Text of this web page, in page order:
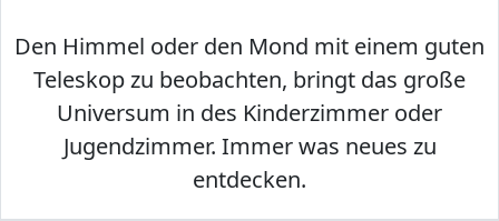
Den Himmel oder den Mond mit einem guten
Teleskop zu beobachten, bringt das große
Universum in des Kinderzimmer oder
Jugendzimmer. Immer was neues zu
entdecken.